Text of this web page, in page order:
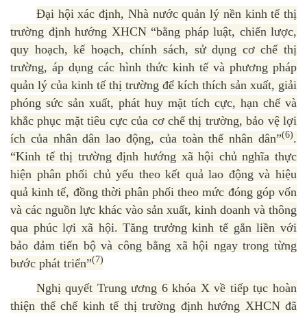
Đại hội xác định, Nhà nước quản lý nền kinh tế thị
trường định hướng XHCN “bằng pháp luật, chiến lược,
quy hoạch, kế hoạch, chính sách, sử dụng cơ chế thị
trường, áp dụng các hình thức kinh tế và phương pháp
quản lý của kinh tế thị trường để kích thích sản xuất, giải
phóng sức sản xuất, phát huy mặt tích cực, hạn chế và
khắc phục mặt tiêu cực của cơ chế thị trường, bảo vệ lợi
ích của nhân dân lao động, của toàn thể nhân dân”(6).
“Kinh tế thị trường định hướng xã hội chủ nghĩa thực
hiện phân phối chủ yếu theo kết quả lao động và hiệu
quả kinh tế, đồng thời phân phối theo mức đóng góp vốn
và các nguồn lực khác vào sản xuất, kinh doanh và thông
qua phúc lợi xã hội. Tăng trưởng kinh tế gắn liền với
bảo đảm tiến bộ và công bằng xã hội ngay trong từng
bước phát triển”(7)
Nghị quyết Trung ương 6 khóa X về tiếp tục hoàn
thiện thể chế kinh tế thị trường định hướng XHCN đã